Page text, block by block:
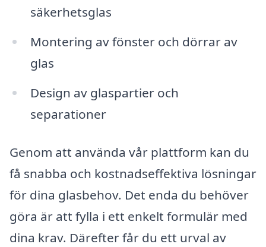
säkerhetsglas
Montering av fönster och dörrar av
glas
Design av glaspartier och
separationer
Genom att använda vår plattform kan du
få snabba och kostnadseffektiva lösningar
för dina glasbehov. Det enda du behöver
göra är att fylla i ett enkelt formulär med
dina krav. Därefter får du ett urval av